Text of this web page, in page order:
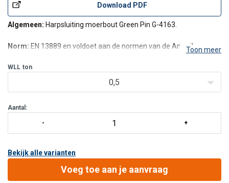
Download PDF
Algemeen: Harpsluiting moerbout Green Pin G-4163.
Norm: EN 13889 en voldoet aan de normen van de Amerikaanse
Dit product kan zonder extra kosten worden
Toon meer
WLL ton
0,5
Aantal:
Bekijk alle varianten
Voeg toe aan je aanvraag